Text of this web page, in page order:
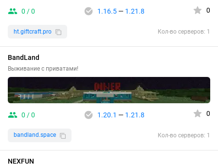
0 / 0 1.16.5— 1.21.8 0
ht.giftcraft.pro Кол-во серверов: 1
BandLand
Выживание с приватами!
0 / 0 1.20.1 — 1.21.8 0
bandland.space Кол-во серверов: 1
NEXFUN